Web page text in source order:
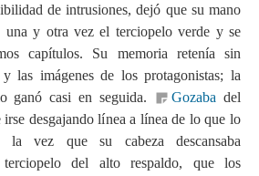
de intrusiones, dejó que su mano
una y otra vez el terciopelo verde y se
capítulos. Su memoria retenía sin
las imágenes de los protagonistas; la
ganó casi en seguida. Gozaba del
irse desgajando línea a línea de lo que lo
vez que su cabeza descansaba
del alto respaldo, que los